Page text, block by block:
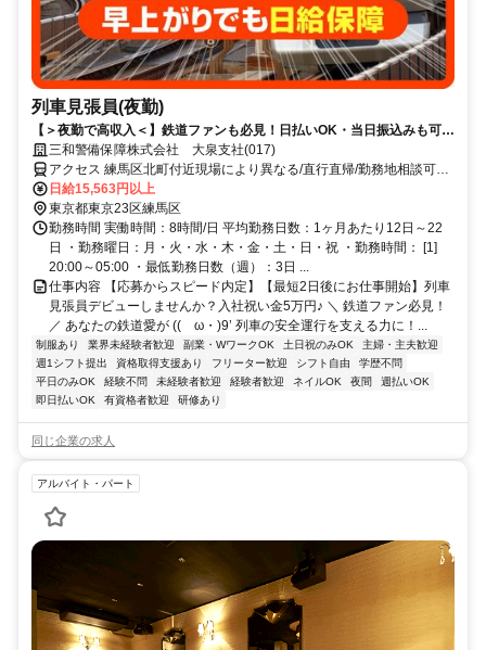
列車見張員(夜勤)
【＞夜勤で高収入＜】鉄道ファンも必見！日払いOK・当日振込みも可能
♪
三和警備保障株式会社 大泉支社(017)
アクセス 練馬区北町付近現場により異なる/直行直帰/勤務地相談可■
電話面接■来社不要
日給15,563円以上
東京都東京23区練馬区
勤務時間 実働時間：8時間/日 平均勤務日数：1ヶ月あたり12日～22
日 ・勤務曜日：月・火・水・木・金・土・日・祝 ・勤務時間： [1]
20:00～05:00 ・最低勤務日数（週）：3日 ...
仕事内容 【応募からスピード内定】【最短2日後にお仕事開始】列車
見張員デビューしませんか？入社祝い金5万円♪ ＼ 鉄道ファン必見！
／ あなたの鉄道愛が ((ゝω・)9’ 列車の安全運行を支える力に！...
制服あり 業界未経験者歓迎 副業・WワークOK 土日祝のみOK
主婦・主夫歓迎
週1シフト提出
資格取得支援あり フリーター歓迎 シフト自由
学歴不問
平日のみOK
経験不問 未経験者歓迎 経験者歓迎 ネイルOK 夜間
週払いOK
即日払いOK
有資格者歓迎 研修あり
同じ企業の求人
アルバイト・パート